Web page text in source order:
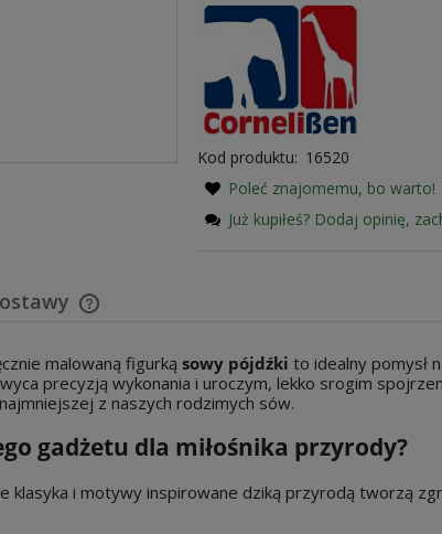
Kod produktu: 16520
Poleć znajomemu, bo warto!
Już kupiłeś? Dodaj opinię,
Cena nie zawiera ewentualnych kosztów
płatności
malowaną figurką sowy pójdźki to idealny pomysł
precyzją wykonania i uroczym, lekko srogim
z naszych rodzimych sów.
gadżetu dla miłośnika przyrody?
klasyka i motywy inspirowane dziką przyrodą tworzą